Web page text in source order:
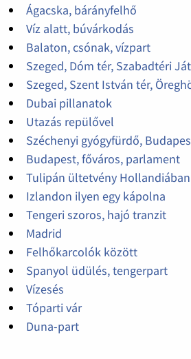
Ágacska, bárányfelhő
Víz alatt, búvárkodás
Balaton, csónak, vízpart
Szeged, Dóm tér, Szabadtéri
Szeged, Szent István tér,
Dubai pillanatok
Utazás repülővel
Széchenyi gyógyfürdő,
Budapest, főváros, parlament
Tulipán ültetvény Hollandiában
Izlandon ilyen egy kápolna
Tengeri szoros, hajó tranzit
Madrid
Felhőkarcolók között
Spanyol üdülés, tengerpart
Vízesés
Tóparti vár
Duna-part